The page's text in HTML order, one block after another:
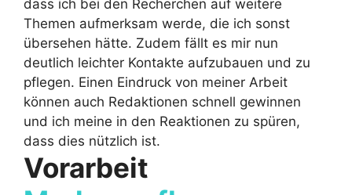
dass ich bei den Recherchen auf weitere
Themen aufmerksam werde, die ich sonst
übersehen hätte. Zudem fällt es mir nun
deutlich leichter Kontakte aufzubauen und zu
pflegen. Einen Eindruck von meiner Arbeit
können auch Redaktionen schnell gewinnen
und ich meine in den Reaktionen zu spüren,
dass dies nützlich ist.
Vorarbeit